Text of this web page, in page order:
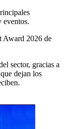
eventos.
Award 2026 de
sector, gracias a
dejan los